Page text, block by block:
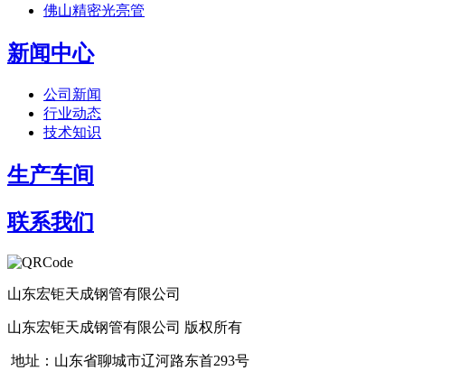
佛山精密光亮管
新闻中心
公司新闻
行业动态
技术知识
生产车间
联系我们
山东宏钜天成钢管有限公司
山东宏钜天成钢管有限公司 版权所有
地址：山东省聊城市辽河路东首293号